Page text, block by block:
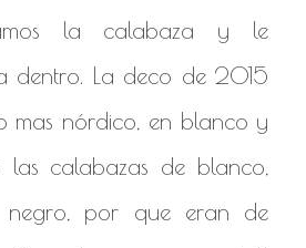
la calabaza y le
dentro. La deco de 2015
mas nórdico, en blanco y
las calabazas de blanco,
negro, por que eran de